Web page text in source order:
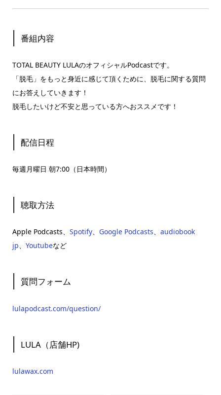
番組内容
TOTAL BEAUTY LULAのオフィシャルPodcastです。
「脱毛」をもっと身近に感じて頂くために、脱毛に関する質問
にお答えしていきます！
脱毛したいけど不安と思っている方へおススメです！
配信日程
毎週月曜日 朝7:00（日本時間）
聴取方法
Apple Podcasts、 Spotify、 Google Podcasts、 audiobook
jp、 Youtubeなど
質問フォーム
lulapodcast.com/question/
LULA（店舗HP)
lulawax.com